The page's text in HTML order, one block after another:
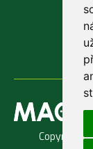
Copyright